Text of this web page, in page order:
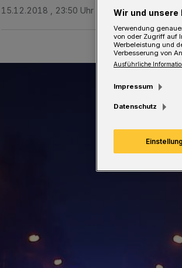
15.12.2018 , 23:50 Uhr Eine Minute Lesezeit
Wir und unsere
Verwendung
von oder Zugriff auf
Werbeleistung und
Verbesserung von
Ausführliche
Impressum
Datenschutz